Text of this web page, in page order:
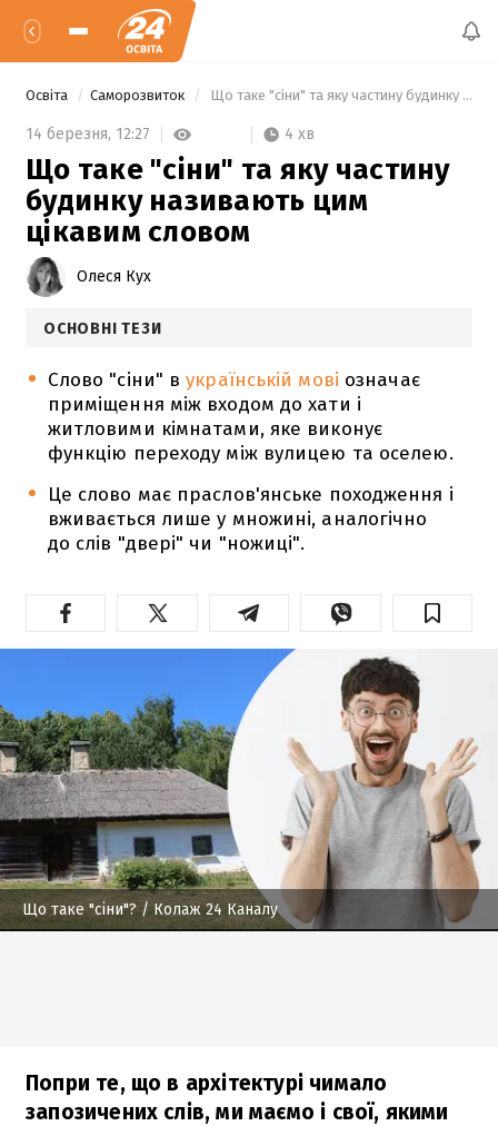
Освіта Саморозвиток Що таке "сіни" та яку частину будинку називають цим цікавим словом
14 березня, 12:27 4 хв
Що таке "сіни" та яку частину
будинку називають цим
цікавим словом
Олеся Кух
ОСНОВНІ ТЕЗИ
Слово "сіни" вукраїнській мові означає
приміщення між входом до хати і
житловими кімнатами, яке виконує
функцію переходу між вулицею та оселею.
Це слово має праслов'янське походження і
вживається лише у множині, аналогічно
до слів "двері" чи "ножиці".
Що таке "сіни"?/ Колаж 24 Каналу
Попри те, що в архітектурі чимало
запозичених слів, ми маємо і свої, якими